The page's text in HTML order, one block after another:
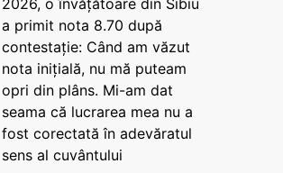
2026, o învățătoare din Sibiu
a primit nota 8.70 după
contestație: Când am văzut
nota inițială, nu mă puteam
opri din plâns. Mi-am dat
seama că lucrarea mea nu a
fost corectată în adevăratul
sens al cuvântului